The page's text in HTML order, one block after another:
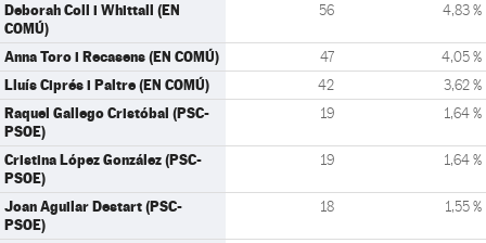
Deborah Coll i Whittall (EN
COMÚ)
56 4,83 %
Anna Toro i Recasens (EN COMÚ) 47 4,05 %
Lluís Ciprés i Paltre (EN COMÚ) 42 3,62 %
Raquel Gallego Cristóbal (PSC-
PSOE)
19 1,64 %
Cristina López González (PSC-
PSOE)
19 1,64 %
Joan Aguilar Destart (PSC-
PSOE)
18 1,55 %